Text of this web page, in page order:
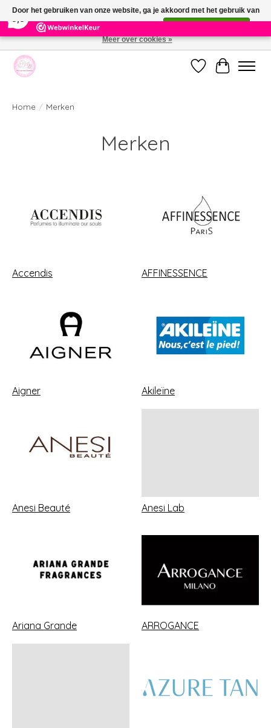
391 Reviews ×
Welkom bij de nieuwe webshop van Parfumerie Marie Rose
Verlanglijst
Home / Merken
Merken
Accendis AFFINESSENCE
Aigner Akileïne
Anesi Beauté Anesi Lab
Ariana Grande ARROGANCE
Door het gebruiken van onze website, ga je akkoord met het gebruik van
cookies om onze website te verbeteren.
Meer over cookies »